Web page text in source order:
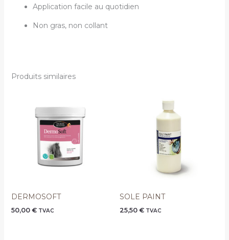
Application facile au quotidien
Non gras, non collant
Produits similaires
DERMOSOFT
50,00 € TVAC
SOLE PAINT
25,50 € TVAC